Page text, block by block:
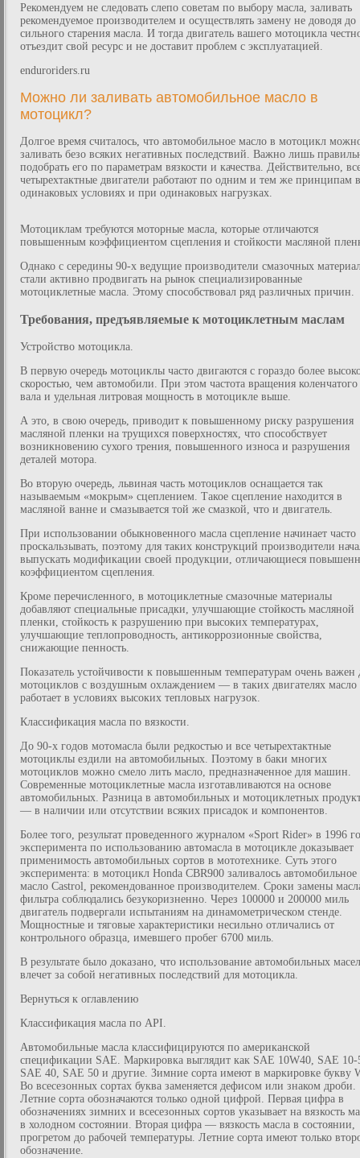
Рекомендуем не следовать слепо советам по выбору масла, заливать
рекомендуемое производителем и осуществлять замену не доводя до
сильного старения масла. И тогда двигатель вашего мотоцикла
отъездит свой ресурс и не доставит проблем с эксплуатацией.
enduroriders.ru
Можно ли заливать автомобильное масло в
мотоцикл?
Долгое время считалось, что автомобильное масло в мотоцикл
заливать безо всяких негативных последствий. Важно лишь
подобрать его по параметрам вязкости и качества. Действительно,
четырехтактные двигатели работают по одним и тем же принципам в
одинаковых условиях и при одинаковых нагрузках.
Мотоциклам требуются моторные масла, которые отличаются
повышенным коэффициентом сцепления и стойкости масляной
Однако с середины 90-х ведущие производители смазочных
стали активно продвигать на рынок специализированные
мотоциклетные масла. Этому способствовал ряд различных причин.
Требования, предъявляемые к мотоциклетным маслам
Устройство мотоцикла.
В первую очередь мотоциклы часто двигаются с гораздо более
скоростью, чем автомобили. При этом частота вращения коленчатого
вала и удельная литровая мощность в мотоцикле выше.
А это, в свою очередь, приводит к повышенному риску разрушения
масляной пленки на трущихся поверхностях, что способствует
возникновению сухого трения, повышенного износа и разрушения
деталей мотора.
Во вторую очередь, львиная часть мотоциклов оснащается так
называемым «мокрым» сцеплением. Такое сцепление находится в
масляной ванне и смазывается той же смазкой, что и двигатель.
При использовании обыкновенного масла сцепление начинает часто
проскальзывать, поэтому для таких конструкций производители
выпускать модификации своей продукции, отличающиеся
коэффициентом сцепления.
Кроме перечисленного, в мотоциклетные смазочные материалы
добавляют специальные присадки, улучшающие стойкость масляной
пленки, стойкость к разрушению при высоких температурах,
улучшающие теплопроводность, антикоррозионные свойства,
снижающие пенность.
Показатель устойчивости к повышенным температурам очень важен
мотоциклов с воздушным охлаждением — в таких двигателях масло
работает в условиях высоких тепловых нагрузок.
Классификация масла по вязкости.
До 90-х годов мотомасла были редкостью и все четырехтактные
мотоциклы ездили на автомобильных. Поэтому в баки многих
мотоциклов можно смело лить масло, предназначенное для машин.
Современные мотоциклетные масла изготавливаются на основе
автомобильных. Разница в автомобильных и мотоциклетных
— в наличии или отсутствии всяких присадок и компонентов.
Более того, результат проведенного журналом «Sport Rider» в 1996
эксперимента по использованию автомасла в мотоцикле доказывает
применимость автомобильных сортов в мототехнике. Суть этого
эксперимента: в мотоцикл Honda CBR900 заливалось автомобильное
масло Castrol, рекомендованное производителем. Сроки замены
фильтра соблюдались безукоризненно. Через 100000 и 200000 миль
двигатель подвергали испытаниям на динамометрическом стенде.
Мощностные и тяговые характеристики несильно отличались от
контрольного образца, имевшего пробег 6700 миль.
В результате было доказано, что использование автомобильных
влечет за собой негативных последствий для мотоцикла.
Вернуться к оглавлению
Классификация масла по API.
Автомобильные масла классифицируются по американской
спецификации SAE. Маркировка выглядит как SAE 10W40, SAE 10-
SAE 40, SAE 50 и другие. Зимние сорта имеют в маркировке букву
Во всесезонных сортах буква заменяется дефисом или знаком дроби.
Летние сорта обозначаются только одной цифрой. Первая цифра в
обозначениях зимних и всесезонных сортов указывает на вязкость
в холодном состоянии. Вторая цифра — вязкость масла в состоянии,
прогретом до рабочей температуры. Летние сорта имеют только
обозначение.